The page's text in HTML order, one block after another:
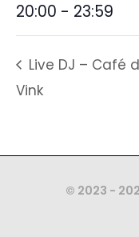
20:00 - 23:59
Live DJ – Café
Vink
© 2023 -